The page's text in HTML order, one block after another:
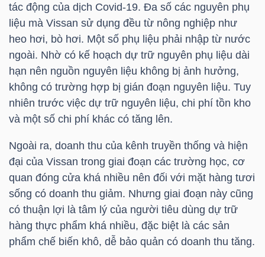
tác động của dịch Covid-19. Đa số các nguyên phụ
liệu mà Vissan sử dụng đều từ nông nghiệp như
heo hơi, bò hơi. Một số phụ liệu phải nhập từ nước
ngoài. Nhờ có kế hoạch dự trữ nguyên phụ liệu dài
hạn nên nguồn nguyên liệu không bị ảnh hưởng,
không có trường hợp bị gián đoạn nguyên liệu. Tuy
nhiên trước việc dự trữ nguyên liệu, chi phí tồn kho
và một số chi phí khác có tăng lên.
Ngoài ra, doanh thu của kênh truyền thống và hiện
đại của Vissan trong giai đoạn các trường học, cơ
quan đóng cửa khá nhiều nên đối với mặt hàng tươi
sống có doanh thu giảm. Nhưng giai đoạn này cũng
có thuận lợi là tâm lý của người tiêu dùng dự trữ
hàng thực phẩm khá nhiều, đặc biệt là các sản
phẩm chế biến khô, dễ bảo quản có doanh thu tăng.
TRÁI
PHIẾU
CÔNG
TRUY
XUẤT